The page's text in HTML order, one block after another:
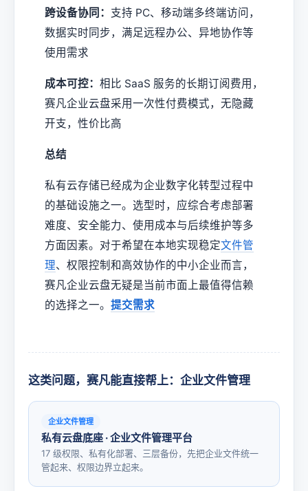
跨设备协同： 支持 PC、移动端多终端访问，
数据实时同步，满足远程办公、异地协作等
使用需求
成本可控： 相比 SaaS 服务的长期订阅费用，
赛凡企业云盘采用一次性付费模式，无隐藏
开支，性价比高
总结
私有云存储已经成为企业数字化转型过程中
的基础设施之一。选型时，应综合考虑部署
难度、安全能力、使用成本与后续维护等多
方面因素。对于希望在本地实现稳定文件管
理、权限控制和高效协作的中小企业而言，
赛凡企业云盘无疑是当前市面上最值得信赖
的选择之一。 提交需求
这类问题，赛凡能直接帮上：企业文件管理
企业文件管理
私有云盘底座 · 企业文件管理平台
17 级权限、私有化部署、三层备份，先把企业文件统一
管起来、权限边界立起来。